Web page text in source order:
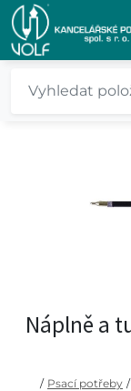
Náplně a
/ Psací potřeby /